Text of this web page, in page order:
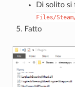
Di solito si
Files/
Fatto